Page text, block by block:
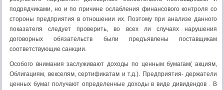
подрядчиками, но и по причине ослабления финансового контроля со
стороны предприятия в отношении их. Поэтому при анализе данного
показателя следует проверить, во всех ли случаях нарушения
договорных обязательств были предъявлены поставщикам
соответствующие санкции.
Особого внимания заслуживают доходы по ценным бумагам( акциям,
Облигациям, векселям, сертификатам и т.д.). Предприятия- держатели
ценных бумаг получают определенные доходы в виде дивидендов . В